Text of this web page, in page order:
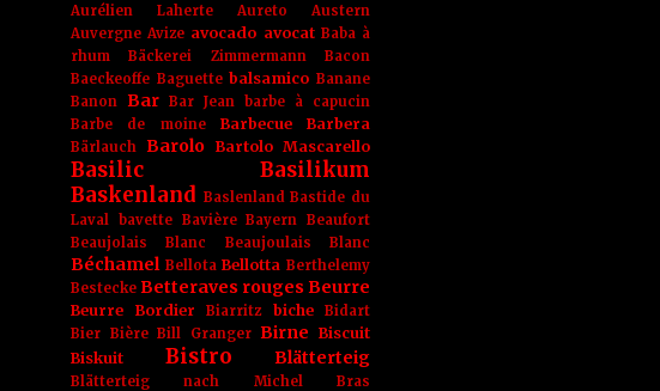
Aurélien Laherte
Aureto
Austern
Auvergne Avize avocado avocat Baba à
rhum
Bäckerei Zimmermann
Bacon
Baeckeoffe Baguette balsamico Banane
Banon Bar Bar Jean
barbe à capucin
Barbe de moine
Barbecue Barbera
Bärlauch Barolo Bartolo Mascarello
Basilic
Basilikum
Baskenland Baslenland Bastide du
Laval
bavette Bavière Bayern Beaufort
Beaujolais Blanc
Beaujoulais Blanc
Béchamel Bellota Bellotta Berthelemy
Bestecke Betteraves rouges Beurre
Beurre Bordier Biarritz biche
Bidart
Bier Bière Bill Granger Birne
Biscuit
Biskuit
Bistro Blätterteig
Blätterteig nach Michel Bras